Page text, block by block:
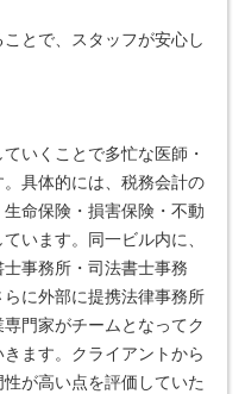
とで、スタッフが安心し
いくことで多忙な医師・
具体的には、税務会計の
命保険・損害保険・不動
います。同一ビル内に、
事務所・司法書士事務
に外部に提携法律事務所
門家がチームとなってク
ます。クライアントから
が高い点を評価していた